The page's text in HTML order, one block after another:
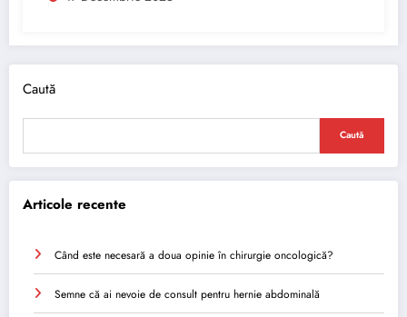
Caută
Caută
Articole recente
Când este necesară a doua opinie în chirurgie oncologică?
Semne că ai nevoie de consult pentru hernie abdominală